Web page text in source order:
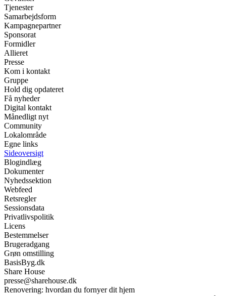
Tjenester
Samarbejdsform
Kampagnepartner
Sponsorat
Formidler
Allieret
Presse
Kom i kontakt
Gruppe
Hold dig opdateret
Få nyheder
Digital kontakt
Månedligt nyt
Community
Lokalområde
Egne links
Sideoversigt
Blogindlæg
Dokumenter
Nyhedssektion
Webfeed
Retsregler
Sessionsdata
Privatlivspolitik
Licens
Bestemmelser
Brugeradgang
Grøn omstilling
BasisByg.dk
Share House
presse@sharehouse.dk
Renovering: hvordan du fornyer dit hjem